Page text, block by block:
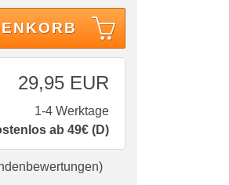
29,95 EUR
1-4 Werktage
ab 49€ (D)